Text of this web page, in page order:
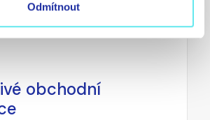
Odmítnout
obchodní